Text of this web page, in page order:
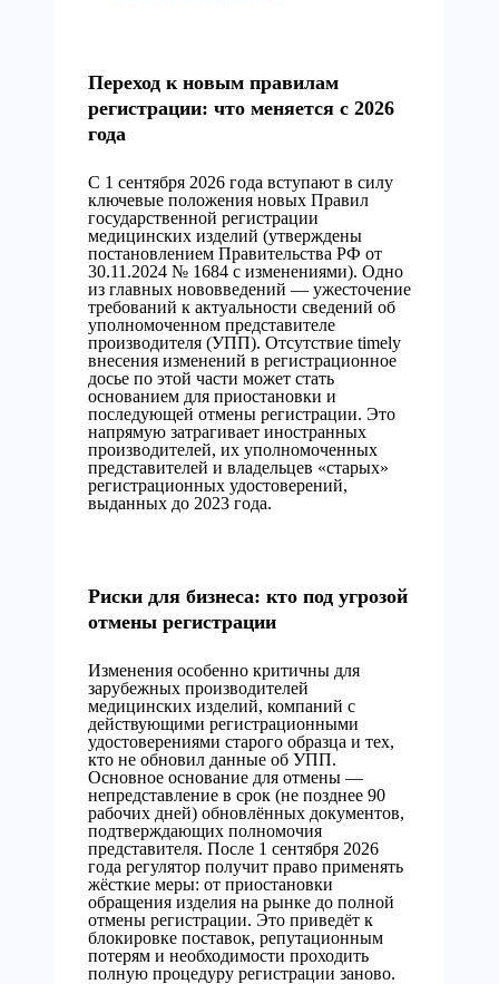
Переход к новым правилам
регистрации: что меняется с 2026
года
С 1 сентября 2026 года вступают в силу
ключевые положения новых Правил
государственной регистрации
медицинских изделий (утверждены
постановлением Правительства РФ от
30.11.2024 № 1684 с изменениями). Одно
из главных нововведений — ужесточение
требований к актуальности сведений об
уполномоченном представителе
производителя (УПП). Отсутствие timely
внесения изменений в регистрационное
досье по этой части может стать
основанием для приостановки и
последующей отмены регистрации. Это
напрямую затрагивает иностранных
производителей, их уполномоченных
представителей и владельцев «старых»
регистрационных удостоверений,
выданных до 2023 года.
Риски для бизнеса: кто под угрозой
отмены регистрации
Изменения особенно критичны для
зарубежных производителей
медицинских изделий, компаний с
действующими регистрационными
удостоверениями старого образца и тех,
кто не обновил данные об УПП.
Основное основание для отмены —
непредставление в срок (не позднее 90
рабочих дней) обновлённых документов,
подтверждающих полномочия
представителя. После 1 сентября 2026
года регулятор получит право применять
жёсткие меры: от приостановки
обращения изделия на рынке до полной
отмены регистрации. Это приведёт к
блокировке поставок, репутационным
потерям и необходимости проходить
полную процедуру регистрации заново.